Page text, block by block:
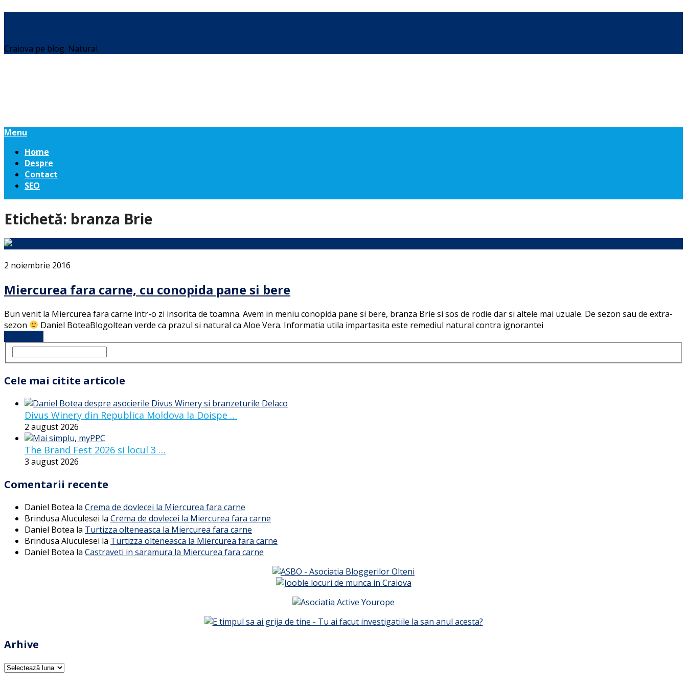
Craiova pe blog. Natural.
Menu
Home
Despre
Contact
SEO
Etichetă: branza Brie
2 noiembrie 2016
Miercurea fara carne, cu conopida pane si bere
Bun venit la Miercurea fara carne intr-o zi insorita de toamna. Avem in meniu conopida pane si bere, branza Brie si sos de rodie dar si altele mai uzuale. De sezon sau de extra-
sezon
Daniel BoteaBlogoltean verde ca prazul si natural ca Aloe Vera. Informatia utila impartasita este remediul natural contra ignorantei
Cele mai citite articole
Divus Winery din Republica Moldova la Doispe …
2 august 2026
The Brand Fest 2026 si locul 3 …
3 august 2026
Comentarii recente
Daniel Botea la Crema de dovlecei la Miercurea fara carne
Brindusa Aluculesei la Crema de dovlecei la Miercurea fara carne
Daniel Botea la Turtizza olteneasca la Miercurea fara carne
Brindusa Aluculesei la Turtizza olteneasca la Miercurea fara carne
Daniel Botea la Castraveti in saramura la Miercurea fara carne
Arhive
Arhive